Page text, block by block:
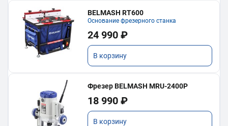
BELMASH RT600
Основание фрезерного станка
24 990 ₽
В корзину
Фрезер BELMASH MRU-2400P
18 990 ₽
В корзину